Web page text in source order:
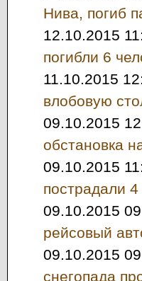
Нива, погиб
12.10.2015
погибли 6
11.10.2015
влобовую
09.10.2015
обстановка
09.10.2015
пострадали 4
09.10.2015
рейсовый
09.10.2015
снегопада